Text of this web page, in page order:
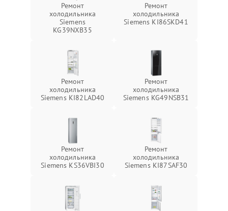
Ремонт
холодильника
Siemens
KG39NXB35
Ремонт
холодильника
Siemens KI86SKD41
Ремонт
холодильника
Siemens KI82LAD40
Ремонт
холодильника
Siemens KG49NSB31
Ремонт
холодильника
Siemens KS36VBI30
Ремонт
холодильника
Siemens KI87SAF30